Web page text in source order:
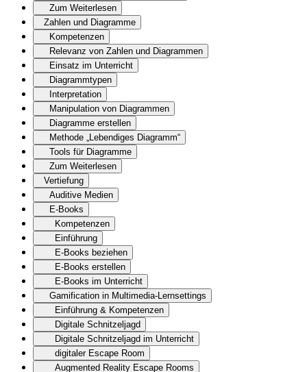
Zum Weiterlesen
Zahlen und Diagramme
Kompetenzen
Relevanz von Zahlen und Diagrammen
Einsatz im Unterricht
Diagrammtypen
Interpretation
Manipulation von Diagrammen
Diagramme erstellen
Methode „Lebendiges Diagramm“
Tools für Diagramme
Zum Weiterlesen
Vertiefung
Auditive Medien
E-Books
Kompetenzen
Einführung
E-Books beziehen
E-Books erstellen
E-Books im Unterricht
Gamification in Multimedia-Lernsettings
Einführung & Kompetenzen
Digitale Schnitzeljagd
Digitale Schnitzeljagd im Unterricht
digitaler Escape Room
Augmented Reality Escape Rooms